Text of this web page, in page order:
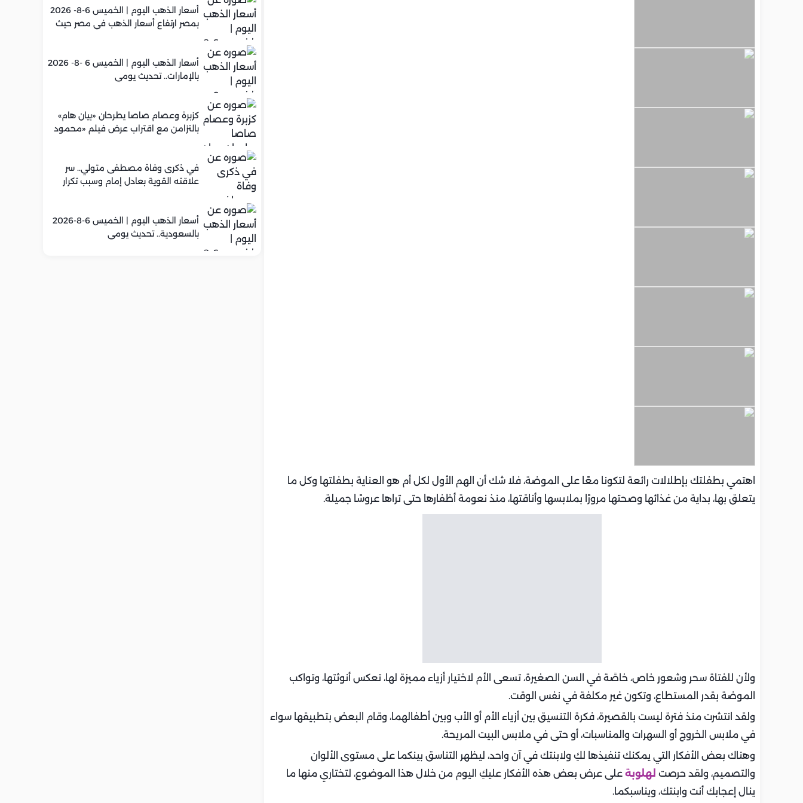
اهتمي بطفلتك بإطلالات رائعة لتكونا معًا على الموضة، فلا شك أن الهم الأول لكل أم هو العناية بطفلتها وكل ما
يتعلق بها، بداية من غذائها وصحتها مرورًا بملابسها وأناقتها، منذ نعومة أظفارها حتى تراها عروسًا جميلة.
ولأن للفتاة سحر وشعور خاص، خاصًة في السن الصغيرة، تسعى الأم لاختيار أزياء مميزة لها، تعكس أنوثتها، وتواكب
الموضة بقدر المستطاع، وتكون غير مكلفة في نفس الوقت.
ولقد انتشرت منذ فترة ليست بالقصيرة، فكرة التنسيق بين أزياء الأم أو الأب وبين أطفالهما، وقام البعض بتطبيقها سواء
في ملابس الخروج أو السهرات والمناسبات، أو حتى في ملابس البيت المريحة.
وهناك بعض الأفكار التي يمكنك تنفيذها لكِ ولابنتك في آن واحد، ليظهر التناسق بينكما على مستوى الألوان
والتصميم، ولقد حرصت لهلوبة على عرض بعض هذه الأفكار عليكِ اليوم من خلال هذا الموضوع، لتختاري منها ما
ينال إعجابك أنت وابنتك، ويناسبكما.
أسعار الذهب اليوم | الخميس 6-8- 2026
بمصر ارتفاع أسعار الذهب في مصر حيث
أسعار الذهب اليوم | الخميس 6 -8- 2026
بالإمارات.. تحديث يومي
كزبرة وعصام صاصا يطرحان «بيان هام»
بالتزامن مع اقتراب عرض فيلم «محمود
في ذكرى وفاة مصطفى متولي.. سر
علاقته القوية بعادل إمام وسبب تكرار
أسعار الذهب اليوم | الخميس 6-8-2026
بالسعودية.. تحديث يومي